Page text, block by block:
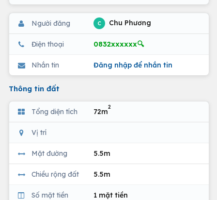
Người đăng C Chu Phương
Điện thoại 0832xxxxxx🔍
Nhắn tin Đăng nhập để nhắn tin
Thông tin đất
Tổng diện tích 72m
2
Vị trí
Mặt đường 5.5m
Chiều rộng đất 5.5m
Số mặt tiền 1 mặt tiền